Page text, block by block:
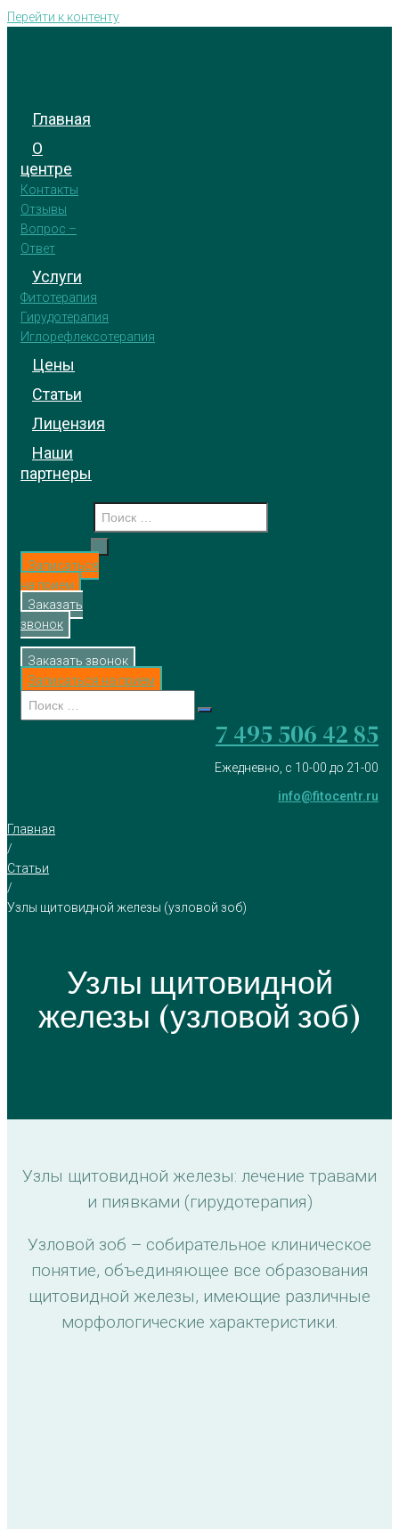
Перейти к контенту
Главная
О
центре
Контакты
Отзывы
Вопрос –
Ответ
Услуги
Фитотерапия
Гирудотерапия
Иглорефлексотерапия
Цены
Статьи
Лицензия
Наши
партнеры
Записаться
на прием
Заказать
звонок
Заказать звонок
Записаться на прием
7 495 506 42 85
Ежедневно, с 10-00 до 21-00
info@fitocentr.ru
Главная
/
Статьи
/
Узлы щитовидной железы (узловой зоб)
Узлы щитовидной
железы (узловой зоб)
Узлы щитовидной железы: лечение травами
и пиявками (гирудотерапия)
Узловой зоб – собирательное клиническое
понятие, объединяющее все образования
щитовидной железы, имеющие различные
морфологические характеристики.